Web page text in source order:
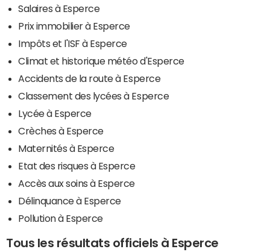
Salaires à Esperce
Prix immobilier à Esperce
Impôts et l'ISF à Esperce
Climat et historique météo d'Esperce
Accidents de la route à Esperce
Classement des lycées à Esperce
Lycée à Esperce
Crèches à Esperce
Maternités à Esperce
Etat des risques à Esperce
Accès aux soins à Esperce
Délinquance à Esperce
Pollution à Esperce
Tous les résultats officiels à Esperce